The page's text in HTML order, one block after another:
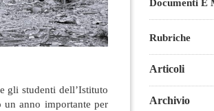
gli studenti dell’Istituto
anno importante per
Documenti E
Rubriche
Articoli
Archivio